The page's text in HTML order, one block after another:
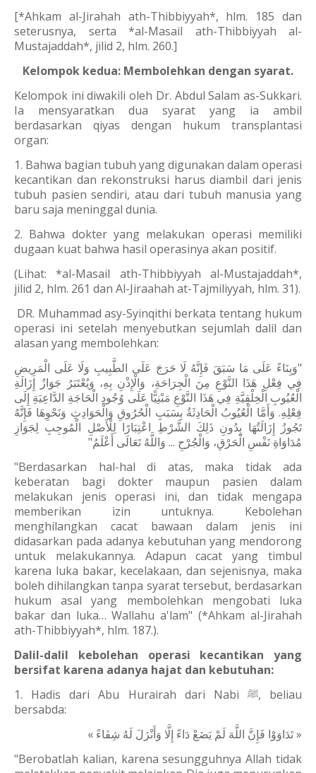
[*Ahkam al-Jirahah ath-Thibbiyyah*, hlm. 185 dan
seterusnya, serta *al-Masail ath-Thibbiyyah al-
Mustajaddah*, jilid 2, hlm. 260.]
Kelompok kedua: Membolehkan dengan syarat.
Kelompok ini diwakili oleh Dr. Abdul Salam as-Sukkari.
Ia mensyaratkan dua syarat yang ia ambil
berdasarkan qiyas dengan hukum transplantasi
organ:
1. Bahwa bagian tubuh yang digunakan dalam operasi
kecantikan dan rekonstruksi harus diambil dari jenis
tubuh pasien sendiri, atau dari tubuh manusia yang
baru saja meninggal dunia.
2. Bahwa dokter yang melakukan operasi memiliki
dugaan kuat bahwa hasil operasinya akan positif.
(Lihat: *al-Masail ath-Thibbiyyah al-Mustajaddah*,
jilid 2, hlm. 261 dan Al-Jiraahah at-Tajmiliyyah, hlm. 31).
DR. Muhammad asy-Syinqithi berkata tentang hukum
operasi ini setelah menyebutkan sejumlah dalil dan
alasan yang membolehkan:
"وَبِنَاءً عَلَى مَا سَبَقَ فَإِنَّهُ لَا حَرَجَ عَلَى الطَّبِيبِ وَلَا عَلَى الْمَرِيضِ
فِي فِعْلِ هَذَا النَّوْعِ مِنَ الْجِرَاحَةِ، وَالْإِذْنِ بِهِ، وَيُعْتَبَرُ جَوَازُ إِزَالَةِ
الْعُيُوبِ الْخِلْقِيَّةِ فِي هَذَا النَّوْعِ مَبْنِيًّا عَلَى وُجُودِ الْحَاجَةِ الدَّاعِيَةِ إِلَى
فِعْلِهِ. وَأَمَّا الْعُيُوبُ الْحَادِثَةُ بِسَبَبِ الْحُرُوقِ وَالْحَوَادِثِ وَنَحْوِهَا فَإِنَّهُ
تَجُوزُ إِزَالَتُهَا بِدُونِ ذَلِكَ الشَّرْطِ اعْتِبَارًا لِلْأَصْلِ الْمُوجِبِ لِجَوَازِ
مُدَاوَاةِ نَفْسِ الْحَرْقِ، وَالْجُرْحِ ... وَاللَّهُ تَعَالَى أَعْلَمُ"
"Berdasarkan hal-hal di atas, maka tidak ada
keberatan bagi dokter maupun pasien dalam
melakukan jenis operasi ini, dan tidak mengapa
memberikan izin untuknya. Kebolehan
menghilangkan cacat bawaan dalam jenis ini
didasarkan pada adanya kebutuhan yang mendorong
untuk melakukannya. Adapun cacat yang timbul
karena luka bakar, kecelakaan, dan sejenisnya, maka
boleh dihilangkan tanpa syarat tersebut, berdasarkan
hukum asal yang membolehkan mengobati luka
bakar dan luka… Wallahu a'lam" (*Ahkam al-Jirahah
ath-Thibbiyyah*, hlm. 187.).
Dalil-dalil kebolehan operasi kecantikan yang
bersifat karena adanya hajat dan kebutuhan:
1. Hadis dari Abu Hurairah dari Nabi ﷺ, beliau
bersabda:
« تَدَاوَوْا فَإِنَّ اللَّهَ لَمْ يَضَعْ دَاءً إِلَّا وَأَنْزَلَ لَهُ شِفَاءً »
"Berobatlah kalian, karena sesungguhnya Allah tidak